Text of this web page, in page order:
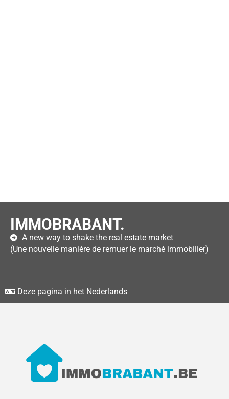
IMMOBRABANT.
A new way to shake the real estate market
(Une nouvelle manière de remuer le marché immobilier)
Deze pagina in het Nederlands